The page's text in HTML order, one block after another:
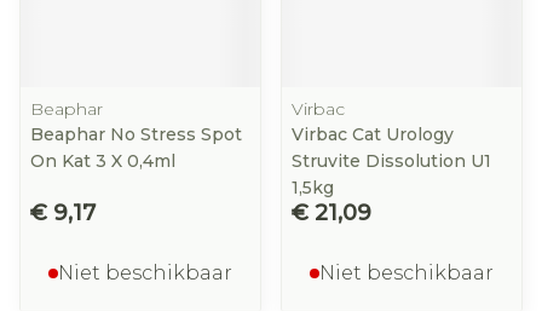
Beaphar
Beaphar No Stress Spot
On Kat 3 X 0,4ml
€ 9,17
Niet beschikbaar
Virbac
Virbac Cat Urology
Struvite Dissolution U1
1,5kg
€ 21,09
Niet beschikbaar